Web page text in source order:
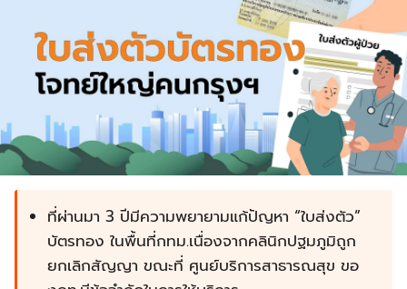
ที่ผ่านมา 3 ปีมีความพยายามแก้ปัญหา “ใบส่งตัว”
บัตรทอง ในพื้นที่กทม.เนื่องจากคลินิกปฐมภูมิถูก
ยกเลิกสัญญา ขณะที่ ศูนย์บริการสาธารณสุข ขอ